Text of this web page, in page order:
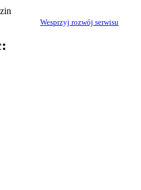
Wesprzyj rozwój serwisu